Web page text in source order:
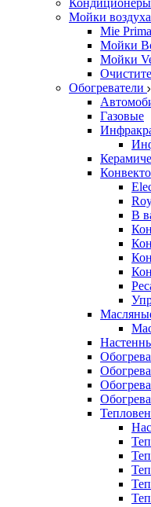
Кондиционеры
Мойки воздуха
Mie
Мойки
Мойки
Обогреватели
Газовые
В